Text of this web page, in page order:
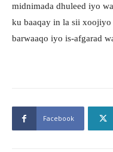
midnimada dhuleed iyo
ku baaqay in la sii xoojiyo
barwaaqo iyo is-afgarad
Facebook